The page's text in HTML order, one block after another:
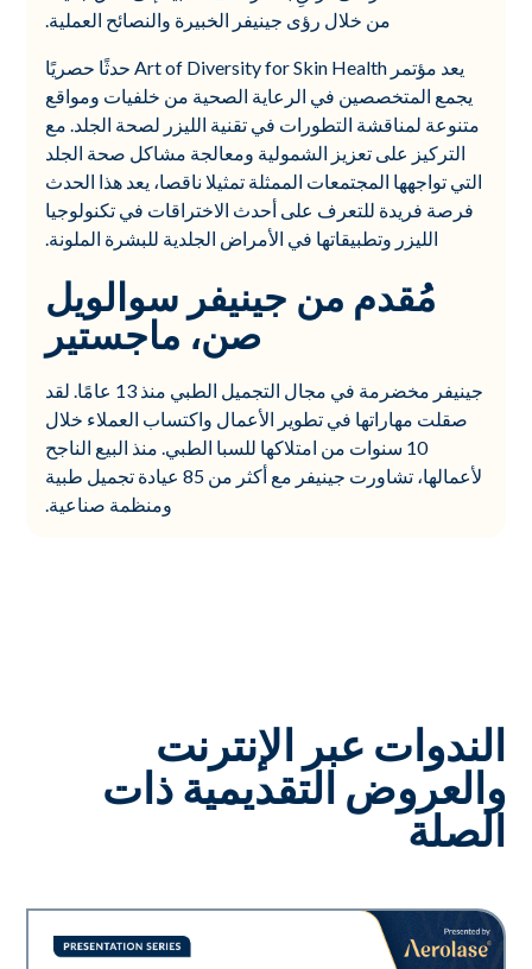
من خلال رؤى جينيفر الخبيرة والنصائح العملية.
يعد مؤتمر Art of Diversity for Skin Health حدثًا حصريًا
يجمع المتخصصين في الرعاية الصحية من خلفيات ومواقع
متنوعة لمناقشة التطورات في تقنية الليزر لصحة الجلد. مع
التركيز على تعزيز الشمولية ومعالجة مشاكل صحة الجلد
التي تواجهها المجتمعات الممثلة تمثيلا ناقصا، يعد هذا الحدث
فرصة فريدة للتعرف على أحدث الاختراقات في تكنولوجيا
الليزر وتطبيقاتها في الأمراض الجلدية للبشرة الملونة.
مُقدم من جينيفر سوالويل
صن، ماجستير
جينيفر مخضرمة في مجال التجميل الطبي منذ 13 عامًا. لقد
صقلت مهاراتها في تطوير الأعمال واكتساب العملاء خلال
10 سنوات من امتلاكها للسبا الطبي. منذ البيع الناجح
لأعمالها، تشاورت جينيفر مع أكثر من 85 عيادة تجميل طبية
ومنظمة صناعية.
الندوات عبر الإنترنت
والعروض التقديمية ذات
الصلة